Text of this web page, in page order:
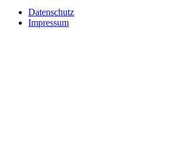
Datenschutz
Impressum